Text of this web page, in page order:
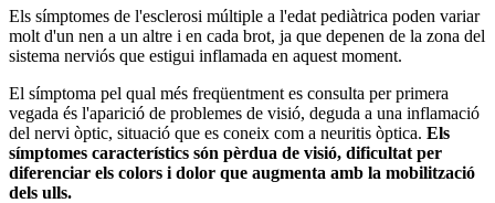
Els símptomes de l'esclerosi múltiple a l'edat pediàtrica poden variar
molt d'un nen a un altre i en cada brot, ja que depenen de la zona del
sistema nerviós que estigui inflamada en aquest moment.
El símptoma pel qual més freqüentment es consulta per primera
vegada és l'aparició de problemes de visió, deguda a una inflamació
del nervi òptic, situació que es coneix com a neuritis òptica. Els
símptomes característics són pèrdua de visió, dificultat per
diferenciar els colors i dolor que augmenta amb la mobilització
dels ulls.